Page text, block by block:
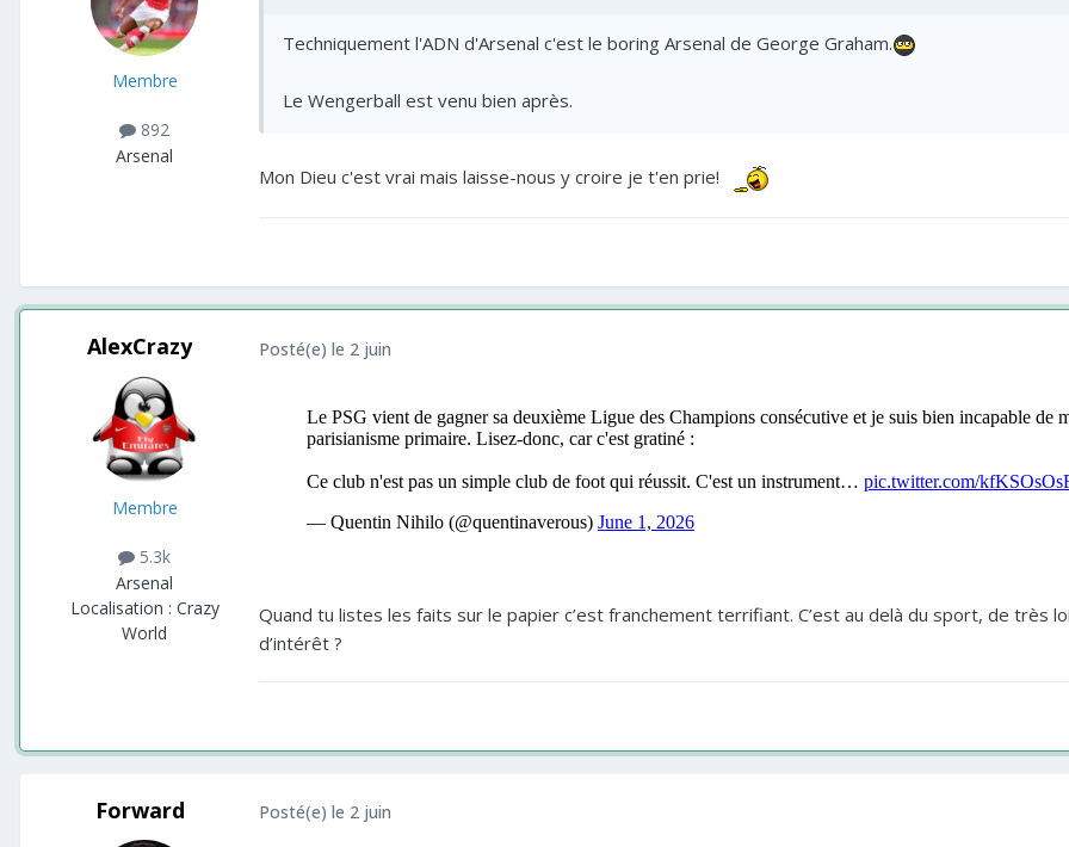
Membre
892
Arsenal
Techniquement l'ADN d'Arsenal c'est le boring Arsenal de George Graham.
Le Wengerball est venu bien après.
Mon Dieu c'est vrai mais laisse-nous y croire je t'en prie!
AlexCrazy
Membre
5.3k
Arsenal
Localisation : Crazy
World
Posté(e) le 2 juin
Quand tu listes les faits sur le papier c’est franchement terrifiant. C’est au delà du sport, de très
d’intérêt ?
Forward Posté(e) le 2 juin